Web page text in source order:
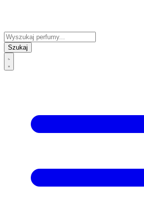
Szukaj